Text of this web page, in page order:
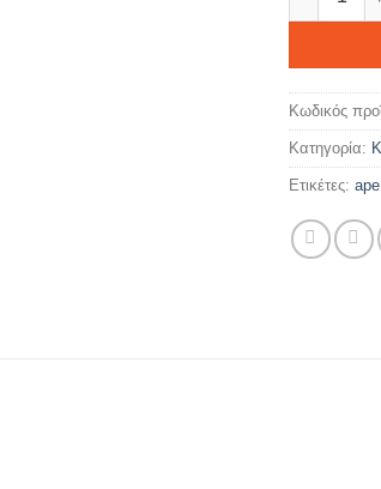
Κωδικός
Κατηγορία:
Ετικέτες: ape